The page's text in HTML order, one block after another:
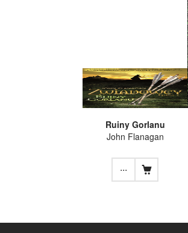
Ruiny Gorlanu
John Flanagan
...